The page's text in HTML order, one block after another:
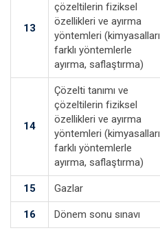
13
çözeltilerin fiziksel
özellikleri ve ayırma
yöntemleri (kimyasalları
farklı yöntemlerle
ayırma, saflaştırma)
14
Çözelti tanımı ve
çözeltilerin fiziksel
özellikleri ve ayırma
yöntemleri (kimyasalları
farklı yöntemlerle
ayırma, saflaştırma)
15 Gazlar
16 Dönem sonu sınavı